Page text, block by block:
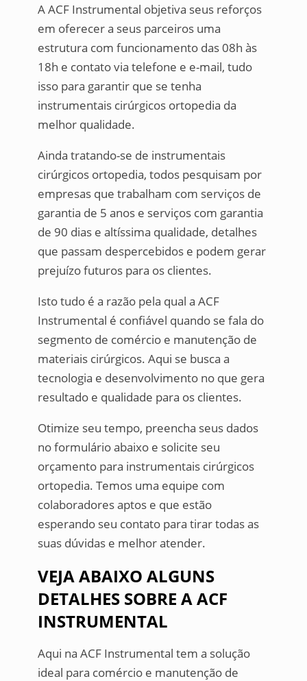
A ACF Instrumental objetiva seus reforços
em oferecer a seus parceiros uma
estrutura com funcionamento das 08h às
18h e contato via telefone e e-mail, tudo
isso para garantir que se tenha
instrumentais cirúrgicos ortopedia da
melhor qualidade.
Ainda tratando-se de instrumentais
cirúrgicos ortopedia, todos pesquisam por
empresas que trabalham com serviços de
garantia de 5 anos e serviços com garantia
de 90 dias e altíssima qualidade, detalhes
que passam despercebidos e podem gerar
prejuízo futuros para os clientes.
Isto tudo é a razão pela qual a ACF
Instrumental é confiável quando se fala do
segmento de comércio e manutenção de
materiais cirúrgicos. Aqui se busca a
tecnologia e desenvolvimento no que gera
resultado e qualidade para os clientes.
Otimize seu tempo, preencha seus dados
no formulário abaixo e solicite seu
orçamento para instrumentais cirúrgicos
ortopedia. Temos uma equipe com
colaboradores aptos e que estão
esperando seu contato para tirar todas as
suas dúvidas e melhor atender.
VEJA ABAIXO ALGUNS
DETALHES SOBRE A ACF
INSTRUMENTAL
Aqui na ACF Instrumental tem a solução
ideal para comércio e manutenção de